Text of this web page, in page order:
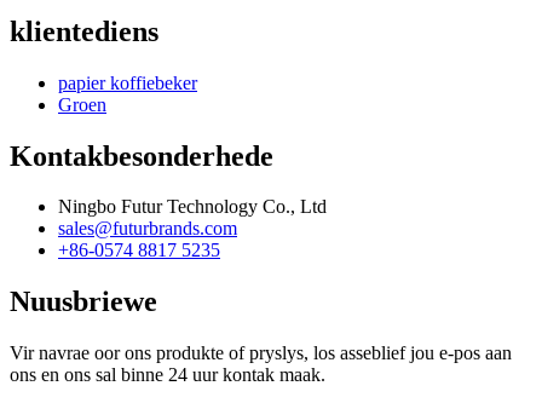
klientediens
papier koffiebeker
Groen
Kontakbesonderhede
Ningbo Futur Technology Co., Ltd
sales@futurbrands.com
+86-0574 8817 5235
Nuusbriewe
Vir navrae oor ons produkte of pryslys, los asseblief jou e-pos aan
ons en ons sal binne 24 uur kontak maak.